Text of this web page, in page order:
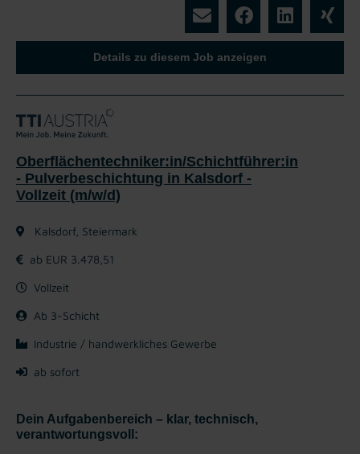
Details zu diesem Job anzeigen
Oberflächentechniker:in/Schichtführer:in
- Pulverbeschichtung in Kalsdorf -
Vollzeit (m/w/d)
Kalsdorf, Steiermark
ab EUR 3.478,51
Vollzeit
Ab 3-Schicht
Industrie / handwerkliches Gewerbe
ab sofort
Dein Aufgabenbereich – klar, technisch,
verantwortungsvoll: